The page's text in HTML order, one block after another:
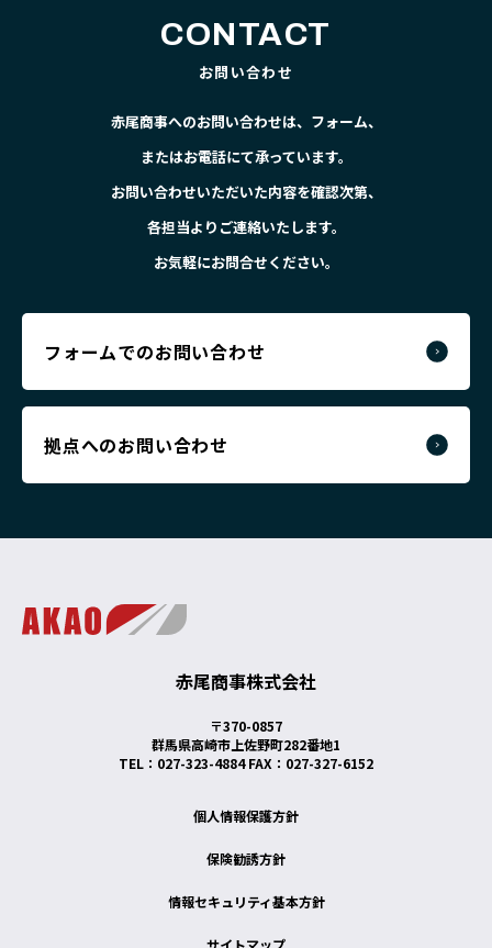
CONTACT
お問い合わせ
赤尾商事へのお問い合わせは、フォーム、
またはお電話にて承っています。
お問い合わせいただいた内容を確認次第、
各担当よりご連絡いたします。
お気軽にお問合せください。
フォームでのお問い合わせ
拠点へのお問い合わせ
赤尾商事株式会社
〒370-0857
群馬県高崎市上佐野町282番地1
TEL：027-323-4884 FAX：027-327-6152
個人情報保護方針
保険勧誘方針
情報セキュリティ基本方針